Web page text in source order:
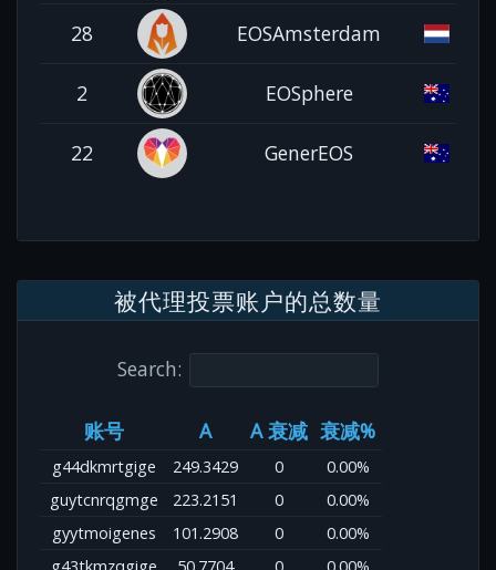
28 EOSAmsterdam
2 EOSphere
22 GenerEOS
被代理投票账户的总数量
Search:
账号 A A 衰减 衰减%
g44dkmrtgige 249.3429 0
0.00%
guytcnrqgmge
223.2151 0
0.00%
gyytmoigenes
101.2908 0
0.00%